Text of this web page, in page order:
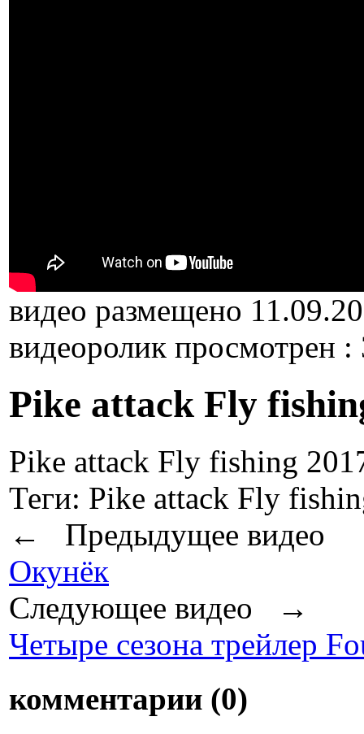
видео размещено
видеоролик просмотрен :
Pike attack Fly
Pike attack Fly fishing
Теги: Pike attack Fly
← Предыдущее видео
Окунёк
Следующее видео →
Четыре сезона трейлер
комментарии (0)